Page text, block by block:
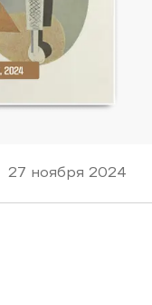
27 ноября 2024